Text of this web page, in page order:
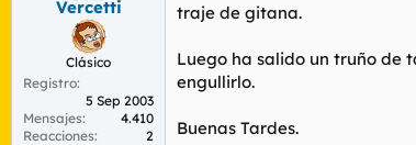
Vercetti
Clásico
Registro
5 Sep 2003
Mensajes
4.410
Reacciones
2
traje de gitana.
Luego ha salido un truño de
engullirlo.
Buenas Tardes.